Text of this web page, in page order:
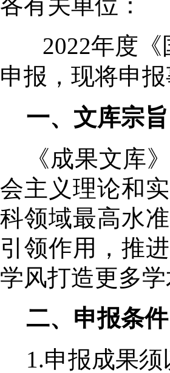
2022年度
申报，现将申
一、文库宗旨
《成果文库
会主义理论和
科领域最高水
引领作用，推
学风打造更多
二、申报条件
1.申报成果